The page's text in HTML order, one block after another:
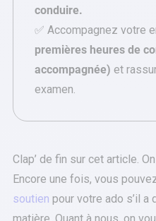
conduire.
✅ Accompagnez votre
premières heures de
accompagnée) et
examen.
Clap’ de fin sur cet article.
Encore une fois, vous
soutien pour votre ado s’il a